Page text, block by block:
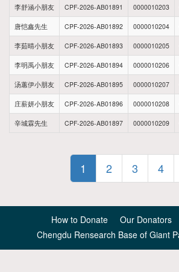
李舒涵小朋友 CPF-2026-AB01891 0000010203
唐恺鑫先生 CPF-2026-AB01892 0000010204
李茹晴小朋友 CPF-2026-AB01893 0000010205
李明禹小朋友 CPF-2026-AB01894 0000010206
汤蕙伊小朋友 CPF-2026-AB01895 0000010207
庄薪妍小朋友 CPF-2026-AB01896 0000010208
辛城霖先生 CPF-2026-AB01897 0000010209
1 2 3 4
How to Donate Our Donators
Chengdu Rensearch Base of Giant